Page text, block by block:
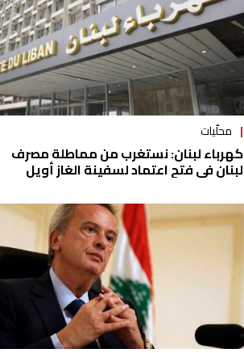
محلّيات
كهرباء لبنان: نستغرب من مماطلة مصرف
لبنان في فتح اعتماد لسفينة الغاز أويل